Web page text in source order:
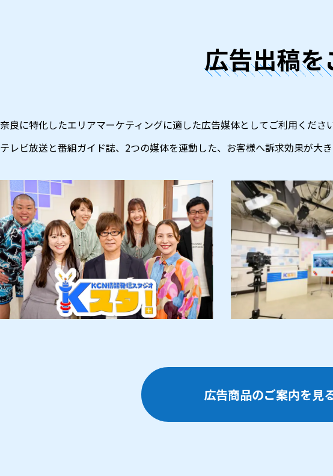
広告出稿
奈良に特化したエリアマーケティングに適した広告媒体としてご利用ください
テレビ放送と番組ガイド誌、2つの媒体を連動した、お客様へ訴求効果が大
広告商品のご案内を見